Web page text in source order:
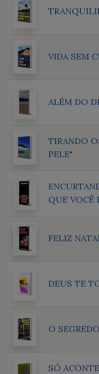
VIDA SEM
ALÉM DO
TIRANDO
PELE"
QUE VOCÊ
FELIZ
DEUS TE
O
SÓ